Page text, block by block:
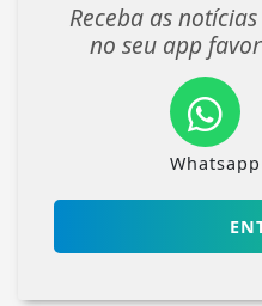
Receba as
no seu app
Whatsapp